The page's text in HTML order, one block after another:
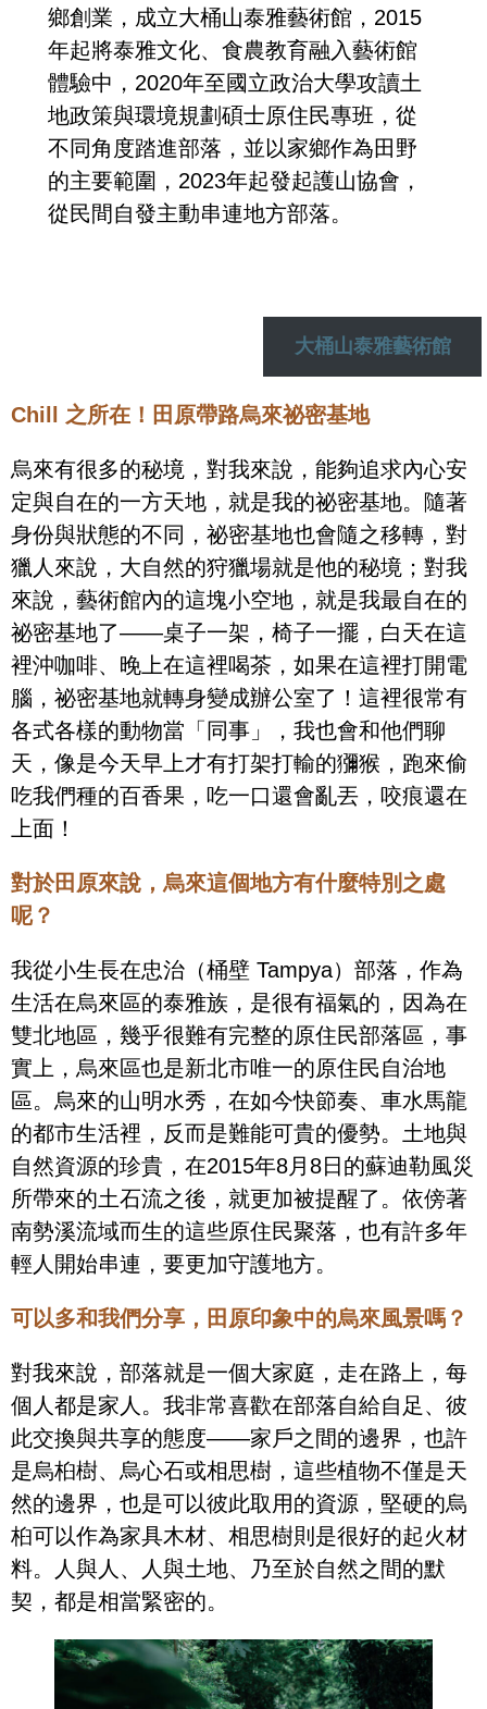
鄉創業，成立大桶山泰雅藝術館，2015
年起將泰雅文化、食農教育融入藝術館
體驗中，2020年至國立政治大學攻讀土
地政策與環境規劃碩士原住民專班，從
不同角度踏進部落，並以家鄉作為田野
的主要範圍，2023年起發起護山協會，
從民間自發主動串連地方部落。
大桶山泰雅藝術館
Chill 之所在！田原帶路烏來祕密基地
烏來有很多的秘境，對我來說，能夠追求內心安
定與自在的一方天地，就是我的祕密基地。隨著
身份與狀態的不同，祕密基地也會隨之移轉，對
獵人來說，大自然的狩獵場就是他的秘境；對我
來說，藝術館內的這塊小空地，就是我最自在的
祕密基地了——桌子一架，椅子一擺，白天在這
裡沖咖啡、晚上在這裡喝茶，如果在這裡打開電
腦，祕密基地就轉身變成辦公室了！這裡很常有
各式各樣的動物當「同事」，我也會和他們聊
天，像是今天早上才有打架打輸的獼猴，跑來偷
吃我們種的百香果，吃一口還會亂丟，咬痕還在
上面！
對於田原來說，烏來這個地方有什麼特別之處
呢？
我從小生長在忠治（桶壁 Tampya）部落，作為
生活在烏來區的泰雅族，是很有福氣的，因為在
雙北地區，幾乎很難有完整的原住民部落區，事
實上，烏來區也是新北市唯一的原住民自治地
區。烏來的山明水秀，在如今快節奏、車水馬龍
的都市生活裡，反而是難能可貴的優勢。土地與
自然資源的珍貴，在2015年8月8日的蘇迪勒風災
所帶來的土石流之後，就更加被提醒了。依傍著
南勢溪流域而生的這些原住民聚落，也有許多年
輕人開始串連，要更加守護地方。
可以多和我們分享，田原印象中的烏來風景嗎？
對我來說，部落就是一個大家庭，走在路上，每
個人都是家人。我非常喜歡在部落自給自足、彼
此交換與共享的態度——家戶之間的邊界，也許
是烏桕樹、烏心石或相思樹，這些植物不僅是天
然的邊界，也是可以彼此取用的資源，堅硬的烏
桕可以作為家具木材、相思樹則是很好的起火材
料。人與人、人與土地、乃至於自然之間的默
契，都是相當緊密的。